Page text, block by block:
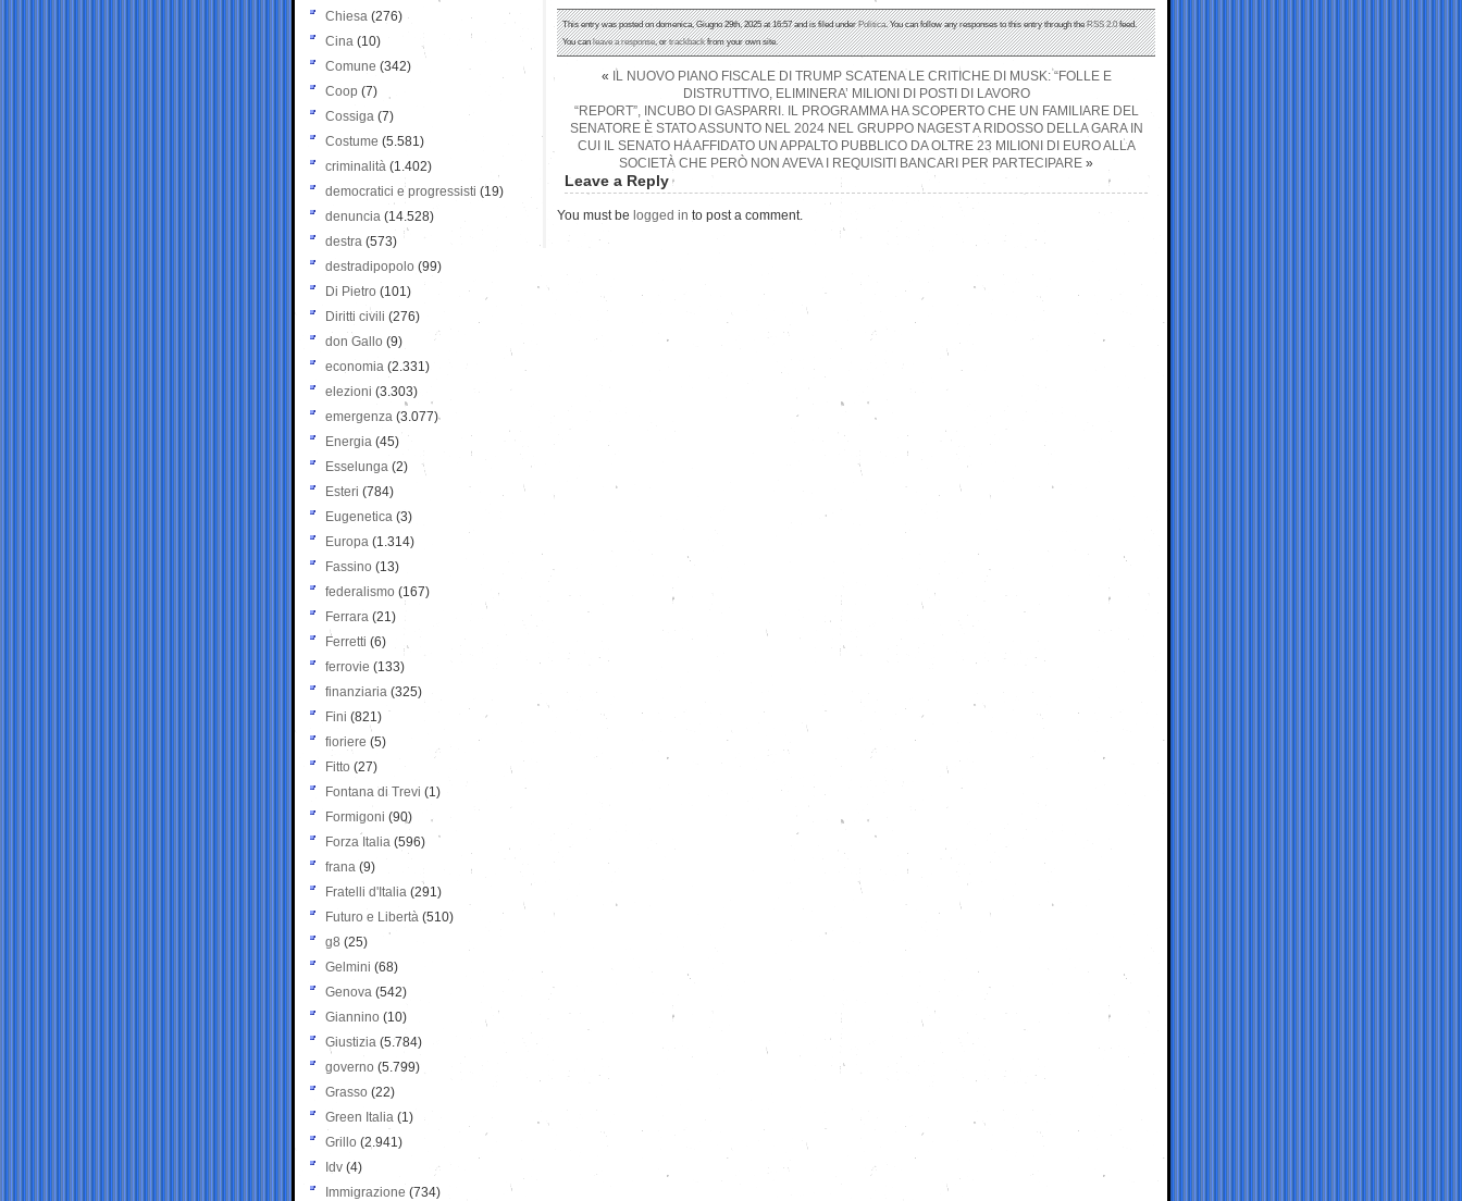
This entry was posted on domenica, Giugno 29th, 2025 at 16:57 and is filed underPolitica. You can follow any responses to this entry through theRSS 2.0feed.
You canleave a response, ortrackbackfrom your own site.
«
IL NUOVO PIANO FISCALE DI TRUMP SCATENA LE CRITICHE DI MUSK: “FOLLE E
DISTRUTTIVO, ELIMINERA’ MILIONI DI POSTI DI LAVORO
“REPORT”, INCUBO DI GASPARRI. IL PROGRAMMA HA SCOPERTO CHE UN FAMILIARE DEL
SENATORE È STATO ASSUNTO NEL 2024 NEL GRUPPO NAGEST A RIDOSSO DELLA GARA IN
CUI IL SENATO HA AFFIDATO UN APPALTO PUBBLICO DA OLTRE 23 MILIONI DI EURO ALLA
SOCIETÀ CHE PERÒ NON AVEVA I REQUISITI BANCARI PER PARTECIPARE »
Leave a Reply
You must be logged in to post a comment.
Chiesa (276)
Cina (10)
Comune (342)
Coop (7)
Cossiga (7)
Costume (5.581)
criminalità (1.402)
democratici e progressisti (19)
denuncia (14.528)
destra (573)
destradipopolo (99)
Di Pietro (101)
Diritti civili (276)
don Gallo (9)
economia (2.331)
elezioni (3.303)
emergenza (3.077)
Energia (45)
Esselunga (2)
Esteri (784)
Eugenetica (3)
Europa (1.314)
Fassino (13)
federalismo (167)
Ferrara (21)
Ferretti (6)
ferrovie (133)
finanziaria (325)
Fini (821)
fioriere (5)
Fitto (27)
Fontana di Trevi (1)
Formigoni (90)
Forza Italia (596)
frana (9)
Fratelli d'Italia (291)
Futuro e Libertà (510)
g8 (25)
Gelmini (68)
Genova (542)
Giannino (10)
Giustizia (5.784)
governo (5.799)
Grasso (22)
Green Italia (1)
Grillo (2.941)
Idv (4)
Immigrazione (734)